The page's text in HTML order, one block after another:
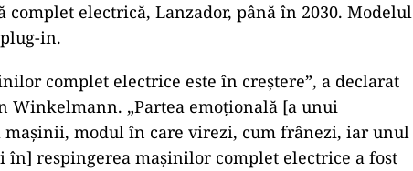
complet electrică, Lanzador, până în 2030. Modelul
in.
complet electrice este în creștere”, a declarat
Winkelmann. „Partea emoțională [a unui
modul în care virezi, cum frânezi, iar unul
respingerea mașinilor complet electrice a fost